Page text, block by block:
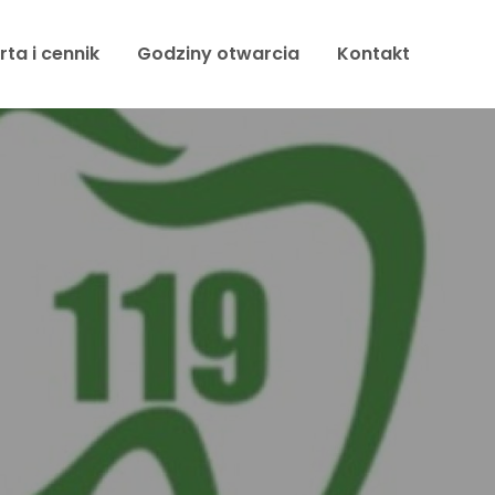
i cennik Godziny otwarcia Kontakt